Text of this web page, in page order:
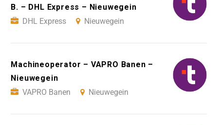
B. – DHL Express – Nieuwegein
DHL Express
Nieuwegein
Machineoperator – VAPRO Banen –
Nieuwegein
VAPRO Banen
Nieuwegein